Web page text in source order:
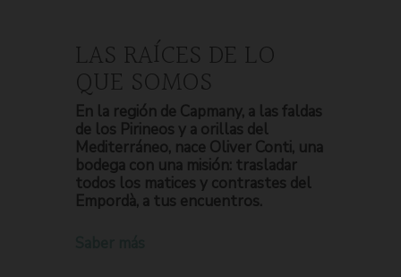
LAS RAÍCES DE LO
QUE SOMOS
En la región de Capmany, a las faldas
de los Pirineos y a orillas del
Mediterráneo, nace Oliver Conti, una
bodega con una misión: trasladar
todos los matices y contrastes del
Empordà, a tus encuentros.